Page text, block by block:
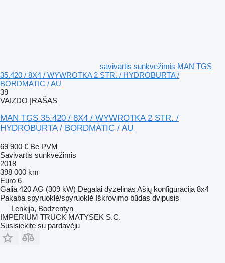
savivartis sunkvežimis MAN TGS
35.420 / 8X4 / WYWROTKA 2 STR. / HYDROBURTA /
BORDMATIC / AU
39
VAIZDO ĮRAŠAS
MAN TGS 35.420 / 8X4 / WYWROTKA 2 STR. /
HYDROBURTA / BORDMATIC / AU
69 900 € Be PVM
Savivartis sunkvežimis
2018
398 000 km
Euro 6
Galia 420 AG (309 kW) Degalai dyzelinas Ašių konfigūracija 8x4
Pakaba spyruoklė/spyruoklė Iškrovimo būdas dvipusis
Lenkija, Bodzentyn
IMPERIUM TRUCK MATYSEK S.C.
Susisiekite su pardavėju